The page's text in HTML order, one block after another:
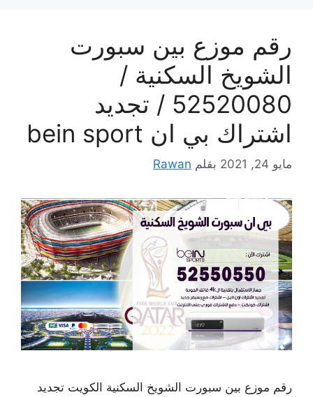
رقم موزع بين سبورت
الشويخ السكنية /
52520080 / تجديد
اشتراك بي ان bein sport
مايو 24, 2021 بقلم Rawan
رقم موزع بين سبورت الشويخ السكنية الكويت تجديد